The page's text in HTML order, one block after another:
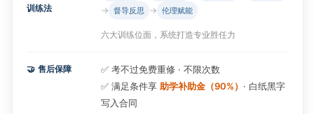
训练法
→ 督导反思 → 伦理赋能
六大训练位面，系统打造专业胜任力
🤝 售后保障
✅ 考不过免费重修 · 不限次数
✅ 满足条件享 助学补助金（90%） · 白纸黑字
写入合同